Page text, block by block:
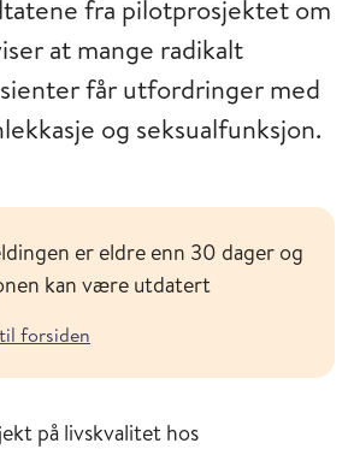
fra pilotprosjektet om
at mange radikalt
får utfordringer med
og seksualfunksjon.
er eldre enn 30 dager og
kan være utdatert
forsiden
på livskvalitet hos